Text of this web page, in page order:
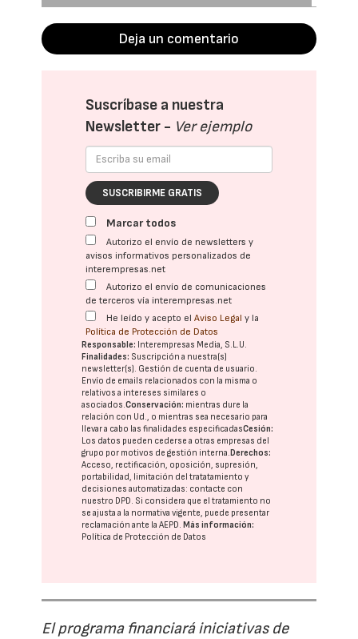
Deja un comentario
Suscríbase a nuestra
Newsletter - Ver ejemplo
SUSCRIBIRME GRATIS
Marcar todos
Autorizo el envío de newsletters y
avisos informativos personalizados de
interempresas.net
Autorizo el envío de comunicaciones
de terceros vía interempresas.net
He leído y acepto elAviso Legal y la
Política de Protección de Datos
Responsable: Interempresas Media, S.L.U.
Finalidades: Suscripción a nuestra(s)
newsletter(s). Gestión de cuenta de usuario.
Envío de emails relacionados con la misma o
relativos a intereses similares o
asociados.Conservación: mientras dure la
relación con Ud., o mientras sea necesario para
llevar a cabo las finalidades especificadasCesión:
Los datos pueden cederse a otras empresas del
grupo por motivos de gestión interna.Derechos:
Acceso, rectificación, oposición, supresión,
portabilidad, limitación del tratatamiento y
decisiones automatizadas: contacte con
nuestro DPD. Si considera que el tratamiento no
se ajusta a la normativa vigente, puede presentar
reclamación ante laAEPD.Más información:
Política de Protección de Datos
El programa financiará iniciativas de